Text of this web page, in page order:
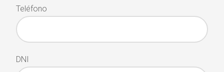
Teléfono
DNI